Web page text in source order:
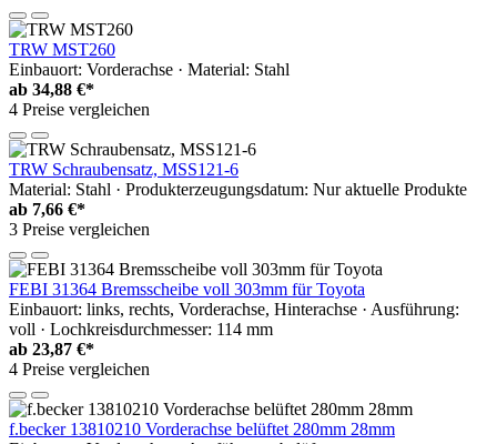
TRW MST260
Einbauort: Vorderachse · Material: Stahl
ab 34,88 €*
4 Preise vergleichen
TRW Schraubensatz, MSS121-6
Material: Stahl · Produkterzeugungsdatum: Nur aktuelle Produkte
ab 7,66 €*
3 Preise vergleichen
FEBI 31364 Bremsscheibe voll 303mm für Toyota
Einbauort: links, rechts, Vorderachse, Hinterachse · Ausführung:
voll · Lochkreisdurchmesser: 114 mm
ab 23,87 €*
4 Preise vergleichen
f.becker 13810210 Vorderachse belüftet 280mm 28mm